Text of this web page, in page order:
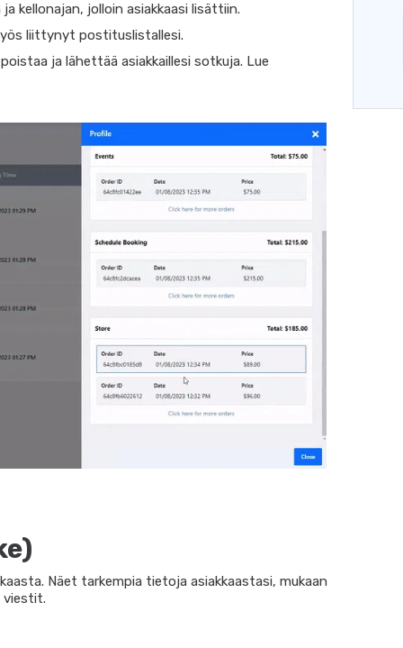
kellonajan, jolloin asiakkaasi lisättiin.
liittynyt postituslistallesi.
ja lähettää asiakkaillesi sotkuja. Lue
Näet tarkempia tietoja asiakkaastasi, mukaan
viestit.